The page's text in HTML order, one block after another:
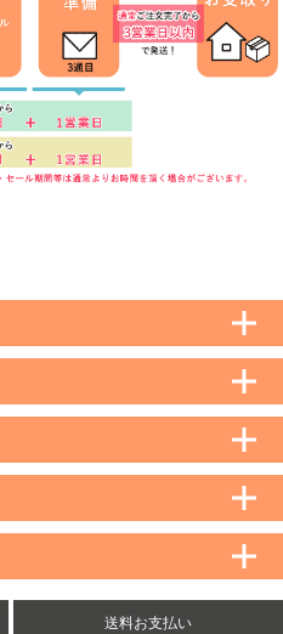
沖縄・離島など一部地域
（税込）
送料お支払い